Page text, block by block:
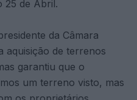
25 de Abril.
da Câmara
aquisição de terrenos
garantiu que o
um terreno visto, mas